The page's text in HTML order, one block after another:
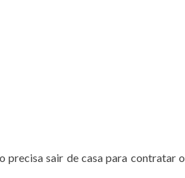
precisa sair de casa para contratar o